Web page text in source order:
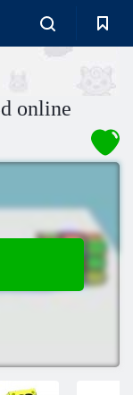
online